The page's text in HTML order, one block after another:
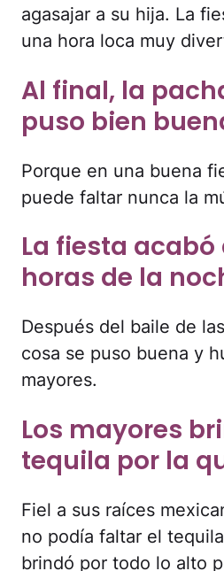
agasajar a su hija. La
una hora loca muy
Al final, la
puso bien
Porque en una buena
puede faltar nunca la
La fiesta
horas de la
Después del baile de
cosa se puso buena y
mayores.
Los mayores
tequila por la
Fiel a sus raíces
no podía faltar el
brindó por todo lo alto